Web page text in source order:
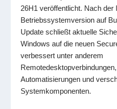
26H1 veröffentlicht. Nach der
Betriebssystemversion auf
Update schließt aktuelle
Windows auf die neuen
verbessert unter anderem
Automatisierungen und
Systemkomponenten.